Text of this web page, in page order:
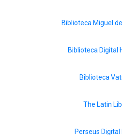
Biblioteca Miguel
Biblioteca Digital
Biblioteca
The Latin
Perseus Digital